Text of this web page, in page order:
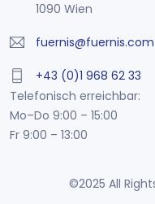
1090 Wien
fuernis@fuernis.com
+43 (0)1 968 62 33
Telefonisch erreichbar:
Mo–Do 9:00 – 15:00
Fr 9:00 – 13:00
©2025 All